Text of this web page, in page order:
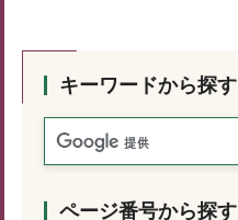
キーワードから探す
ページ番号から探す